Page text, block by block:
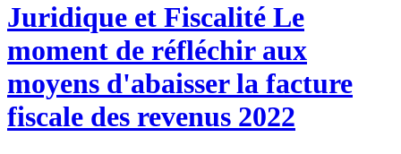
Juridique et Fiscalité Le
moment de réfléchir aux
moyens d'abaisser la facture
fiscale des revenus 2022